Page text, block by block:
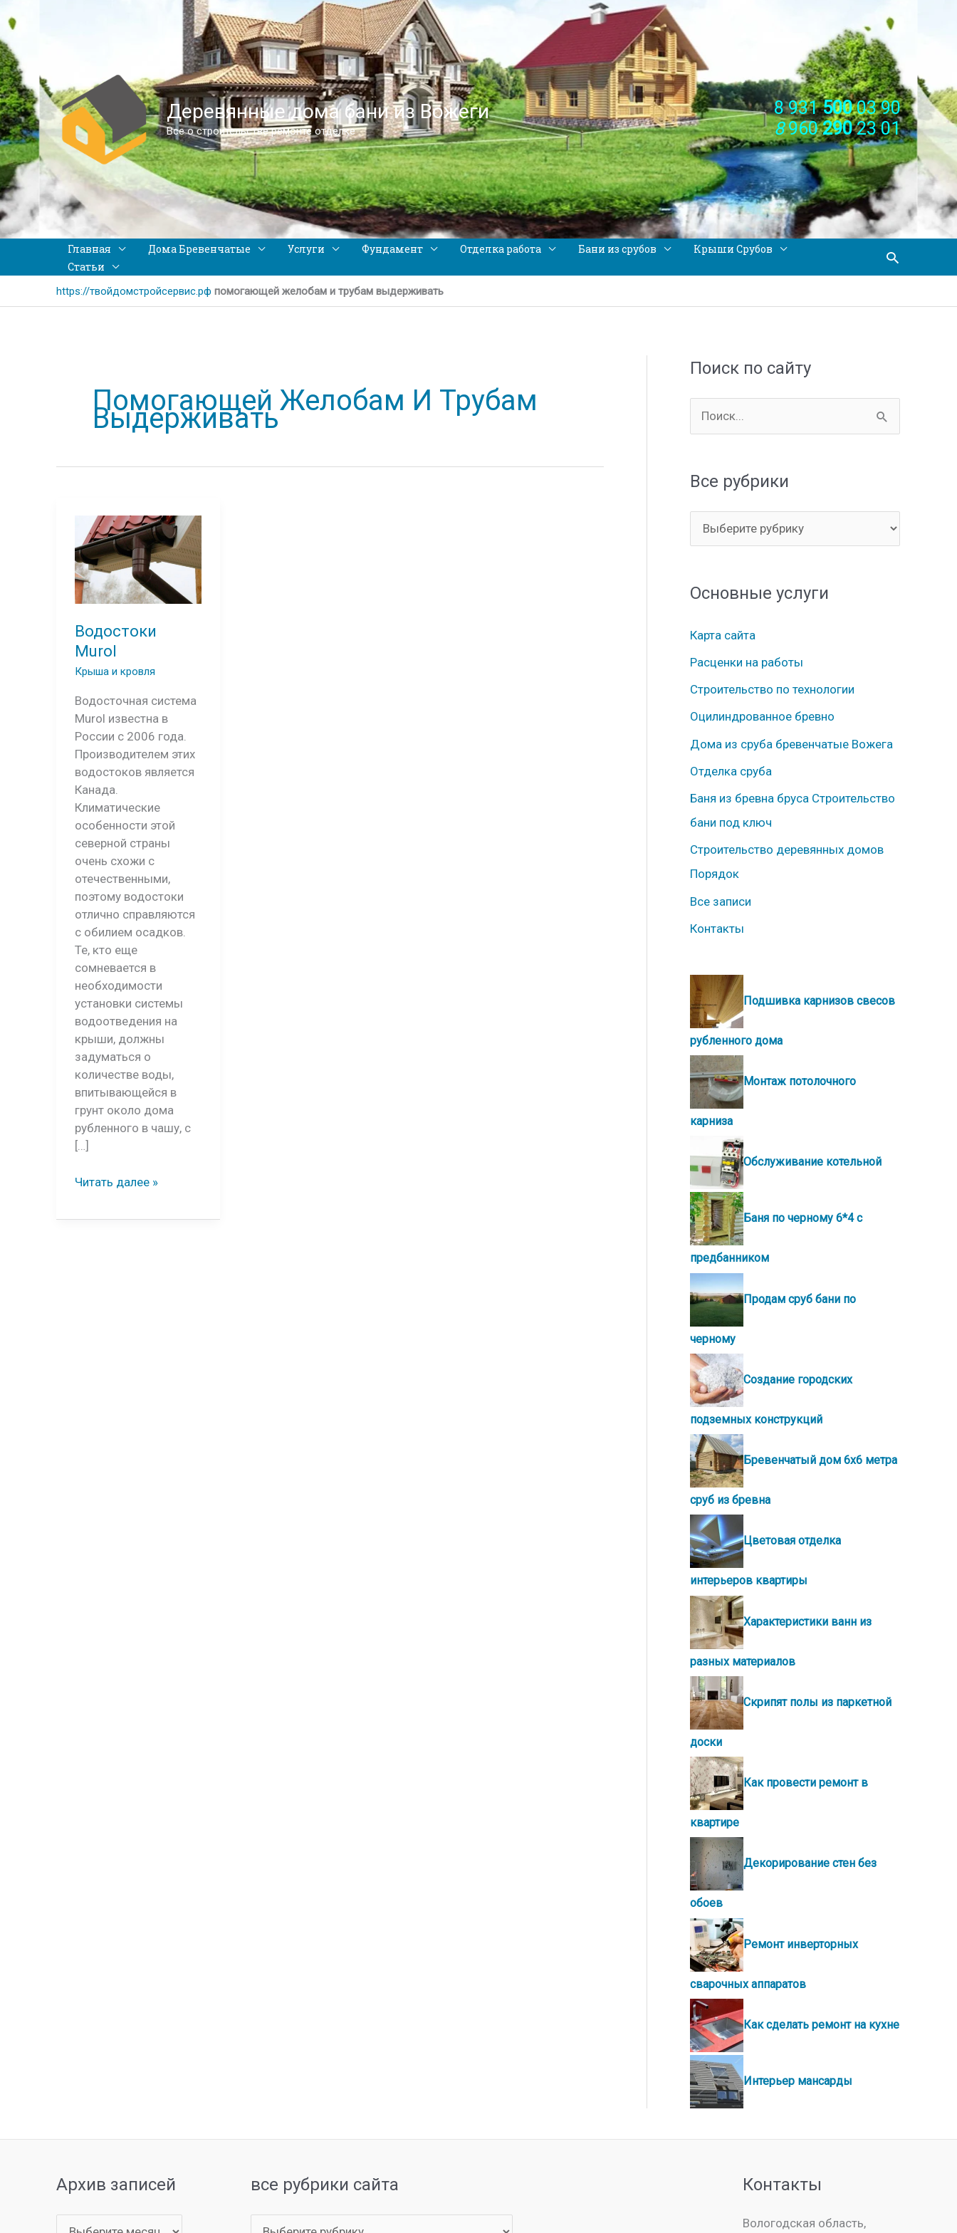
Деревянные дома бани из Вожеги
Все о строительстве ремонте отделке
8 93150003 90
896029023 01
Главная Дома Бревенчатые Услуги Фундамент Отделка работа Бани из срубов
Крыши Срубов
Статьи
Поиск
https://твойдомстройсервис.рф помогающей желобам и трубам выдерживать
Помогающей Желобам И Трубам
Выдерживать
Водостоки
Murol
Крыша и кровля
Водосточная система
Murol известна в
России с 2006 года.
Производителем этих
водостоков является
Канада.
Климатические
особенности этой
северной страны
очень схожи с
отечественными,
поэтому водостоки
отлично справляются
с обилием осадков.
Те, кто еще
сомневается в
необходимости
установки системы
водоотведения на
крыши, должны
задуматься о
количестве воды,
впитывающейся в
грунт около дома
рубленного в чашу, с
[…]
Водостоки
Читать далее »
Поиск по сайту
о
с
Все рубрики
с
р
б
р
и
к
и
Основные услуги
Карта сайта
Расценки на работы
Строительство по технологии
Оцилиндрованное бревно
Дома из сруба бревенчатые Вожега
Отделка сруба
Баня из бревна бруса Строительство
бани под ключ
Строительство деревянных домов
Порядок
Все записи
Контакты
Подшивка карнизов свесов
рубленного дома
Монтаж потолочного
карниза
Обслуживание котельной
Баня по черному 6*4 с
предбанником
Продам сруб бани по
черному
Создание городских
подземных конструкций
Бревенчатый дом 6х6 метра
сруб из бревна
Цветовая отделка
интерьеров квартиры
Характеристики ванн из
разных материалов
Скрипят полы из паркетной
доски
Как провести ремонт в
квартире
Декорирование стен без
обоев
Ремонт инверторных
сварочных аппаратов
Как сделать ремонт на кухне
Интерьер мансарды
Архив записей все рубрики сайта Контакты
Вологодская область,